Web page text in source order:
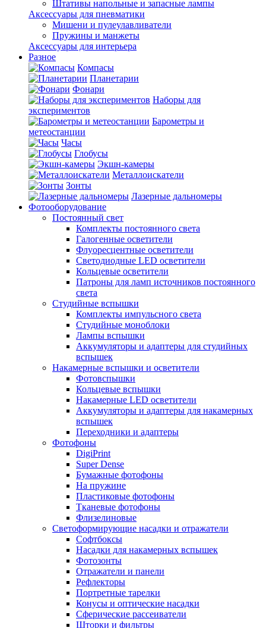
Штативы напольные и запасные лампы
Аксессуары для пневматики
Мишени и пулеулавливатели
Пружины и манжеты
Аксессуары для интерьера
Разное
Компасы
Планетарии
Фонари
Наборы для
экспериментов
Барометры и
метеостанции
Часы
Глобусы
Экшн-камеры
Металлоискатели
Зонты
Лазерные дальномеры
Фотооборудование
Постоянный свет
Комплекты постоянного света
Галогенные осветители
Флуоресцентные осветители
Светодиодные LED осветители
Кольцевые осветители
Патроны для ламп источников постоянного
света
Студийные вспышки
Комплекты импульсного света
Студийные моноблоки
Лампы вспышки
Аккумуляторы и адаптеры для студийных
вспышек
Накамерные вспышки и осветители
Фотовспышки
Кольцевые вспышки
Накамерные LED осветители
Аккумуляторы и адаптеры для накамерных
вспышек
Переходники и адаптеры
Фотофоны
DigiPrint
Super Dense
Бумажные фотофоны
На пружине
Пластиковые фотофоны
Тканевые фотофоны
Флизелиновые
Светоформирующие насадки и отражатели
Софтбоксы
Насадки для накамерных вспышек
Фотозонты
Отражатели и панели
Рефлекторы
Портретные тарелки
Конусы и оптические насадки
Сферические рассеиватели
Шторки и фильтры